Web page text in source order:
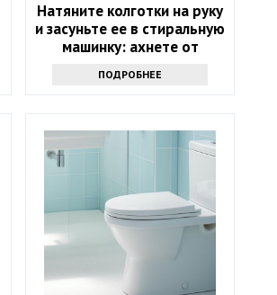
Натяните колготки на руку
и засуньте ее в стиральную
машинку: ахнете от
ПОДРОБНЕЕ